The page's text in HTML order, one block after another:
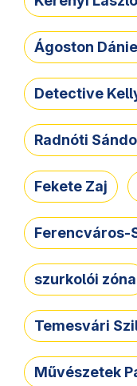
Ágoston
Detective
Radnóti
Fekete Zaj
Ferencváros-
szurkolói zóna
Temesvári
Művészetek